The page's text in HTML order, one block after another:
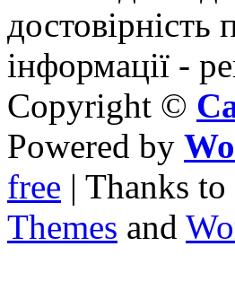
достовірність
інформації -
Copyright ©
Powered by
free | Thanks to
Themes and